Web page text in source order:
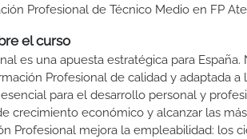
Profesional de Técnico Medio en FP
el curso
es una apuesta estratégica para
Profesional de calidad y adaptada
para el desarrollo personal y
crecimiento económico y alcanzar las
Profesional mejora la empleabilidad: los